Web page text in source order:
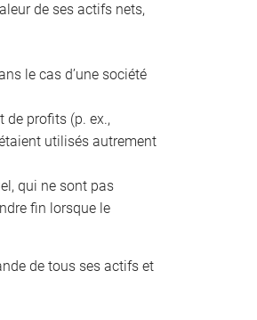
de ses actifs nets,
le cas d’une société
de profits (p. ex.,
utilisés autrement
qui ne sont pas
fin lorsque le
de tous ses actifs et